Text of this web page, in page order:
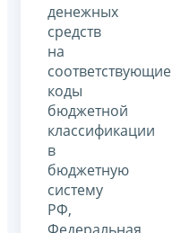
денежных
средств
на
соответствующие
коды
бюджетной
классификации
в
бюджетную
систему
РФ,